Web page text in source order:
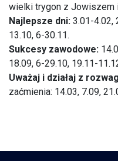
wielki trygon z Jowiszem
Najlepsze dni: 3.01-4.02,
13.10, 6-30.11.
Sukcesy zawodowe:
18.09, 6-29.10, 19.11-
Uważaj i działaj z
zaćmienia: 14.03, 7.09,